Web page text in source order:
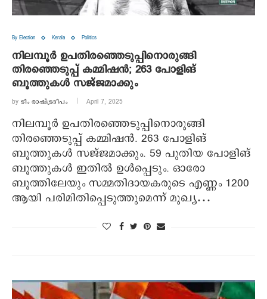
By Election Kerala Politics
നിലമ്പൂർ ഉപതിരഞ്ഞെടുപ്പിനൊരുങ്ങി
തിരഞ്ഞെടുപ്പ് കമ്മിഷൻ; 263 പോളിങ്
ബൂത്തുകൾ സജ്ജമാക്കും
by ടീം രാഷ്ട്രദീപം April 7, 2025
നിലമ്പൂർ ഉപതിരഞ്ഞെടുപ്പിനൊരുങ്ങി
തിരഞ്ഞെടുപ്പ് കമ്മിഷൻ. 263 പോളിങ്
ബൂത്തുകൾ സജ്ജമാക്കും. 59 പുതിയ പോളിങ്
ബൂത്തുകൾ ഇതിൽ ഉൾപ്പെടും. ഓരോ
ബൂത്തിലേയും സമ്മതിദായകരുടെ എണ്ണം 1200
ആയി പരിമിതിപ്പെടുത്തുമെന്ന് മുഖ്യ…